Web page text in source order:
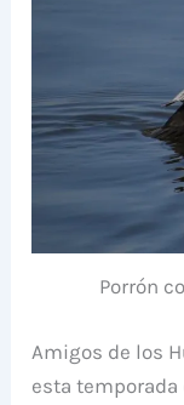
Porrón
Amigos de los
esta temporada